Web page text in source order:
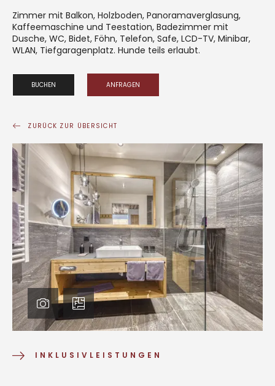
Zimmer mit Balkon, Holzboden, Panoramaverglasung,
Kaffeemaschine und Teestation, Badezimmer mit
Dusche, WC, Bidet, Föhn, Telefon, Safe, LCD-TV, Minibar,
WLAN, Tiefgaragenplatz. Hunde teils erlaubt.
BUCHEN ANFRAGEN
ZURÜCK ZUR ÜBERSICHT
INKLUSIVLEISTUNGEN